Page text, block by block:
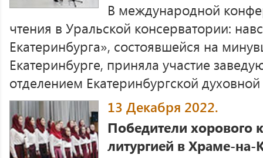
В международной
чтения в Уральской консерватории:
Екатеринбурга», состоявшейся на
Екатеринбурге, приняла участие
отделением Екатеринбургской духовной
13 Декабря 2022.
Победители хорового
литургией в Храме-на-